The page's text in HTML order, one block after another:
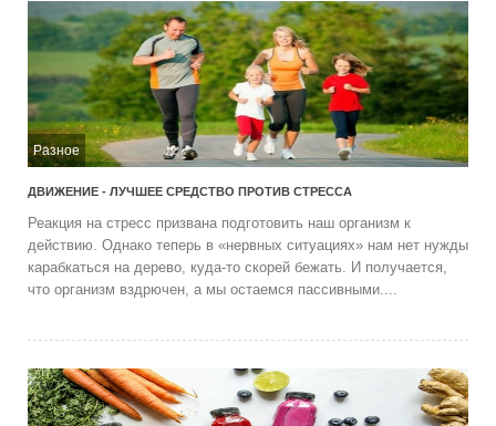
Разное
ДВИЖЕНИЕ - ЛУЧШЕЕ СРЕДСТВО ПРОТИВ СТРЕССА
Реакция на стресс призвана подготовить наш организм к
действию. Однако теперь в «нервных ситуациях» нам нет нужды
карабкаться на дерево, куда-то скорей бежать. И получается,
что организм вздрючен, а мы остаемся пассивными....